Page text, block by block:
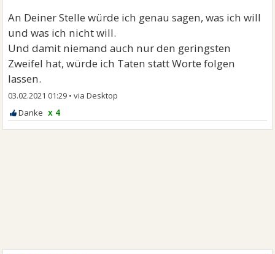
An Deiner Stelle würde ich genau sagen, was ich will
und was ich nicht will.
Und damit niemand auch nur den geringsten
Zweifel hat, würde ich Taten statt Worte folgen
lassen.
03.02.2021 01:29 •
x 4